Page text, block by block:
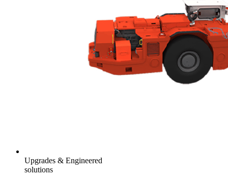
Upgrades & Engineered
solutions